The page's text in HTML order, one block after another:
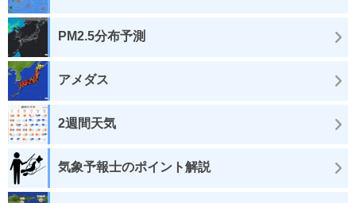
PM2.5分布予測
アメダス
2週間天気
気象予報士のポイント解説